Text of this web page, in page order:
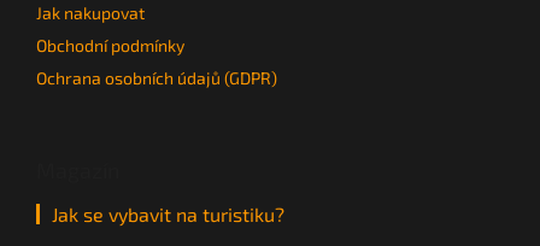
Jak nakupovat
Obchodní podmínky
Ochrana osobních údajů (GDPR)
Jak se vybavit na turistiku?